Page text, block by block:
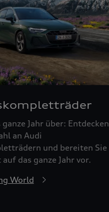
Jahr über: Entdecken
an Audi
und bereiten Sie
das ganze Jahr vor.
World